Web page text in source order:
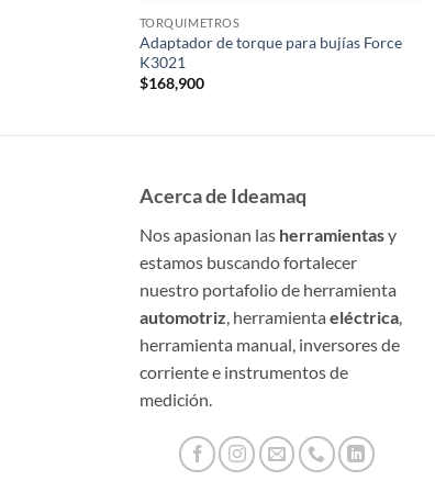
TORQUIMETROS
Adaptador de torque para bujías Force
K3021
$168,900
Acerca de Ideamaq
Nos apasionan las herramientasy
estamos buscando fortalecer
nuestro portafolio de herramienta
automotriz, herramienta eléctrica,
herramienta manual, inversores de
corriente e instrumentos de
medición.